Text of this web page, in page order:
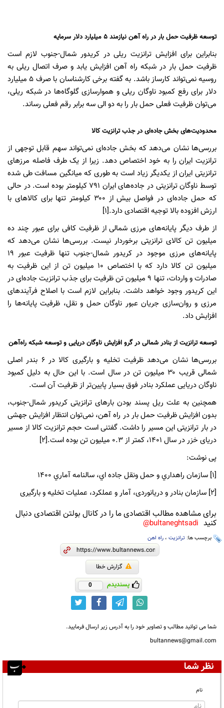
توسعه ظرفیت حمل بار در راه آهن نیازمند ۵ میلیارد دلار سرمایه‌
بنابراین برای افزایش ترانزیت ریلی در کریدور شمال-جنوب لازم است
ظرفیت حمل بار در شبکه راه آهن افزایش یابد و صرف اتصال ریلی به
روسیه نمی‌تواند کارساز باشد. به گفته برخی کارشناسان با صرف ۵ میلیارد
دلار برای رفع کمبود ناوگان ریلی و هموارسازی گلوگاه‌ها در شبکه ریلی،
می‌توان ظرفیت فعلی حمل بار را به دو الی سه برابر رقم فعلی رساند.
محدودیت‌های بخش جاده‌ای در جذب ترانزیت کالا
بررسی‌ها نشان می‌دهد که بخش جاده‌ای نمی‌تواند سهم قابل توجهی از
ترانزیت ایران را به خود اختصاص دهد. زیرا از یک طرف فاصله مرزهای
ترانزیتی ایران از یکدیگر زیاد است به طوری که میانگین مسافت طی شده
توسط ناوگان ترانزیتی در جاده‌های ایران ۷۹۱ کیلومتر بوده است. در حالی
که حمل جاده‌ای در فواصل بیش از ۳۰۰ کیلومتر تنها برای کالاهای با
ارزش افزوده بالا توجیه اقتصادی دارد.[۱]
از طرف دیگر پایانه‌های مرزی شمالی از ظرفیت کافی برای عبور چند ده
میلیون تن کالای ترانزیتی برخوردار نیست. بررسی‌ها نشان می‌دهد که
پایانه‌های مرزی موجود در کریدور شمال-جنوب تنها ظرفیت عبور ۱۹
میلیون تن کالا دارد که با اختصاص ۱۰ میلیون تن از این ظرفیت به
صادرات و واردات، تنها ۹ میلیون تن ظرفیت برای جذب ترانزیت جاده‌ای در
این کریدور وجود خواهد داشت. بنابراین لازم است با اصلاح فرآیندهای
مرزی و روان‌سازی جریان عبور ناوگان حمل و نقل، ظرفیت پایانه‌ها را
افزایش داد.
توسعه ترانزیت از بنادر شمالی در گرو افزایش ناوگان دریایی و توسعه شبکه راه‌آهن
بررسی‌ها نشان می‌دهد ظرفیت تخلیه و بارگیری کالا در ۶ بندر اصلی
شمالی قریب ۳۰ میلیون تن در سال است. با این حال به دلیل کمبود
ناوگان دریایی عملکرد بنادر فوق بسیار پایین‌تر از ظرفیت آن است.
همچنین به علت ریل پسند بودن بارهای ترانزیتی کریدور شمال-جنوب،
بدون افزایش ظرفیت حمل بار در راه آهن، نمی‌توان انتظار افزایش جهشی
در بار ترانزیتی این مسیر را داشت. گفتنی است حجم ترانزیت کالا از مسیر
دریای خزر در سال ۱۴۰۱، کمتر از ۰.۳ میلیون تن بوده است.[۲]
پی نوشت:
[۱] سازمان راهداري و حمل ونقل جاده اي، سالنامه آماري ۱۴۰۰
[۲] سازمان بنادر و دریانوردی، آمار و عملکرد، عملیات تخلیه و بارگیری
برای مشاهده مطالب اقتصادی ما را در کانال بولتن اقتصادی دنبال
کنید bultaneghtsadi@
برچسب ها: ترانزیت ، راه اهن
گزارش خطا
پسندیدم 0
شما می توانید مطالب و تصاویر خود را به آدرس زیر ارسال فرمایید.
bultannews@gmail.com
نظر شما
نام